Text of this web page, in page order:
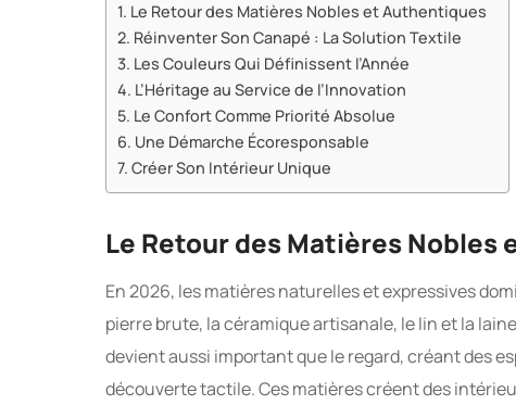
Le Retour des Matières Nobles et Authentiques
Réinventer Son Canapé : La Solution Textile
Les Couleurs Qui Définissent l’Année
L’Héritage au Service de l’Innovation
Le Confort Comme Priorité Absolue
Une Démarche Écoresponsable
Créer Son Intérieur Unique
Le Retour des Matières
En 2026, les matières naturelles et expressives
pierre brute, la céramique artisanale, le lin et la
devient aussi important que le regard, créant des
découverte tactile. Ces matières créent des